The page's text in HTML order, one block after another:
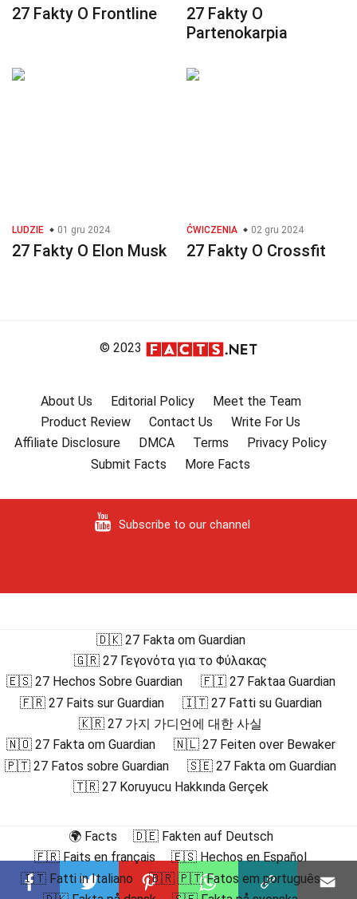
27 Fakty O Frontline
27 Fakty O
Partenokarpia
LUDZIE 01 gru 2024
27 Fakty O Elon Musk
ĆWICZENIA 02 gru 2024
27 Fakty O Crossfit
© 2023
About Us Editorial Policy
Meet the Team
Product Review
Contact Us
Write For Us
Affiliate Disclosure
DMCA Terms
Privacy Policy
Submit Facts
More Facts
Subscribe to our channel
🇩🇰 27 Fakta om Guardian
🇬🇷 27 Γεγονότα για το Φύλακας
🇪🇸 27 Hechos Sobre Guardian
🇫🇮 27 Faktaa Guardian
🇫🇷 27 Faits sur Guardian
🇮🇹 27 Fatti su Guardian
🇰🇷 27 가지 가디언에 대한 사실
🇳🇴 27 Fakta om Guardian
🇳🇱 27 Feiten over Bewaker
🇵🇹 27 Fatos sobre Guardian
🇸🇪 27 Fakta om Guardian
🇹🇷 27 Koruyucu Hakkında Gerçek
🌍 Facts
🇩🇪 Fakten auf Deutsch
🇫🇷 Faits en français
🇪🇸 Hechos en Español
🇮🇹 Fatti in Italiano
🇧🇷 🇵🇹 Fatos em português